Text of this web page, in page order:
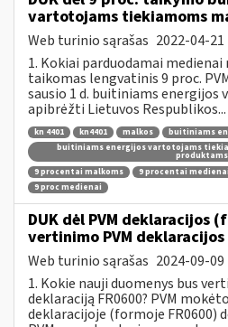
vartotojams tiekiamoms
Web turinio sąrašas 2022-04-21
1. Kokiai parduodamai medienai
taikomas lengvatinis 9 proc.
sausio 1 d. buitiniams energijos
apibrėžti Lietuvos Respublikos...
kn 4401 kn4401 malkos
buitiniams
buitiniams energijos vartotojams
produktams
9 procentai malkoms
9 procentai medienai
9 proc medienai
DUK dėl PVM deklaracijos
vertinimo PVM
Web turinio sąrašas 2024-09-09
1. Kokie nauji duomenys bus
deklaraciją FR0600? PVM
deklaracijoje (formoje FR0600)